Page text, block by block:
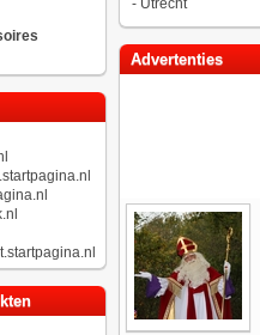
- Utrecht
Advertenties